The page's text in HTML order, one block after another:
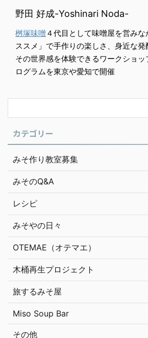
野田 好成-Yoshinari Noda-
桝塚味噌４代目として味噌屋を営み
ススメ」で手作りの楽しさ、身近な
その世界感を体験できるワークショ
ログラムを東京や愛知で開催
カテゴリー
みそ作り教室募集
みそのQ&A
レシピ
みそやの日々
OTEMAE（オテマエ）
木桶再生プロジェクト
旅するみそ屋
Miso Soup Bar
その他